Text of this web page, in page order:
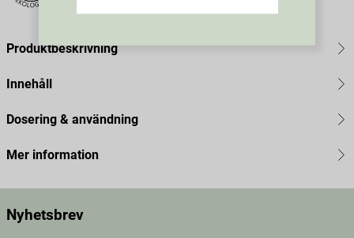
Produktbeskrivning
Innehåll
Dosering & användning
Mer information
Nyhetsbrev